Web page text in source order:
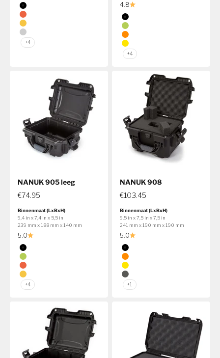
Kleur
Zwart
Oranje
Geel
Zilver
+4
4.8
Kleur
Zwart
Kalk
Oranje
Geel
+4
NANUK 905 leeg
€74.95
Binnenmaat (LxBxH)
9,4 in x 7,4 in x 5,5 in
239 mm x 188 mm x 140 mm
5.0
Kleur
Zwart
Kalk
Oranje
Geel
+4
NANUK 908
€103.45
Binnenmaat (LxBxH)
9,5 in x 7,5 in x 7,5 in
241 mm x 190 mm x 190 mm
5.0
Kleur
Zwart
Oranje
Geel
Grafiet
+1